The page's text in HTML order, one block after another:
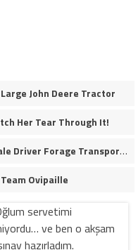
John Deere Tractor
Her Tear Through It!
Cattle Milking Hoof Care Skilled Female Driver Forage Transport Calf Moving Operations
Ovipaille